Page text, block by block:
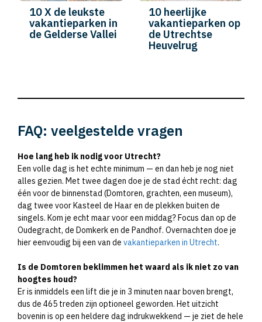
10 X de leukste
vakantieparken in
de Gelderse Vallei
10 heerlijke
vakantieparken op
de Utrechtse
Heuvelrug
FAQ: veelgestelde vragen
Hoe lang heb ik nodig voor Utrecht?
Een volle dag is het echte minimum — en dan heb je nog niet
alles gezien. Met twee dagen doe je de stad écht recht: dag
één voor de binnenstad (Domtoren, grachten, een museum),
dag twee voor Kasteel de Haar en de plekken buiten de
singels. Kom je echt maar voor een middag? Focus dan op de
Oudegracht, de Domkerk en de Pandhof. Overnachten doe je
hier eenvoudig bij een van de vakantieparken in Utrecht.
Is de Domtoren beklimmen het waard als ik niet zo van
hoogtes houd?
Er is inmiddels een lift die je in 3 minuten naar boven brengt,
dus de 465 treden zijn optioneel geworden. Het uitzicht
bovenin is op een heldere dag indrukwekkend — je ziet de hele